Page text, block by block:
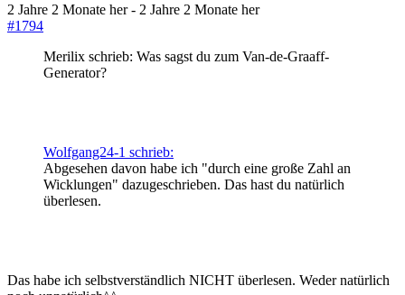
2 Jahre 2 Monate her- 2 Jahre 2 Monate her
#1794
Merilix schrieb: Was sagst du zum Van-de-Graaff-
Generator?
Wolfgang24-1 schrieb:
Abgesehen davon habe ich "durch eine große Zahl an
Wicklungen" dazugeschrieben. Das hast du natürlich
überlesen.
Das habe ich selbstverständlich NICHT überlesen. Weder natürlich